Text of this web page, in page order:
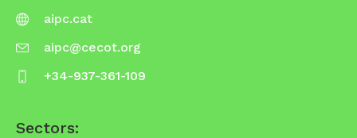
aipc.cat
aipc@cecot.org
+34-937-361-109
Sectors: